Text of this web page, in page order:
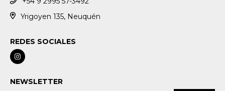
Yrigoyen 135, Neuquén
REDES SOCIALES
NEWSLETTER